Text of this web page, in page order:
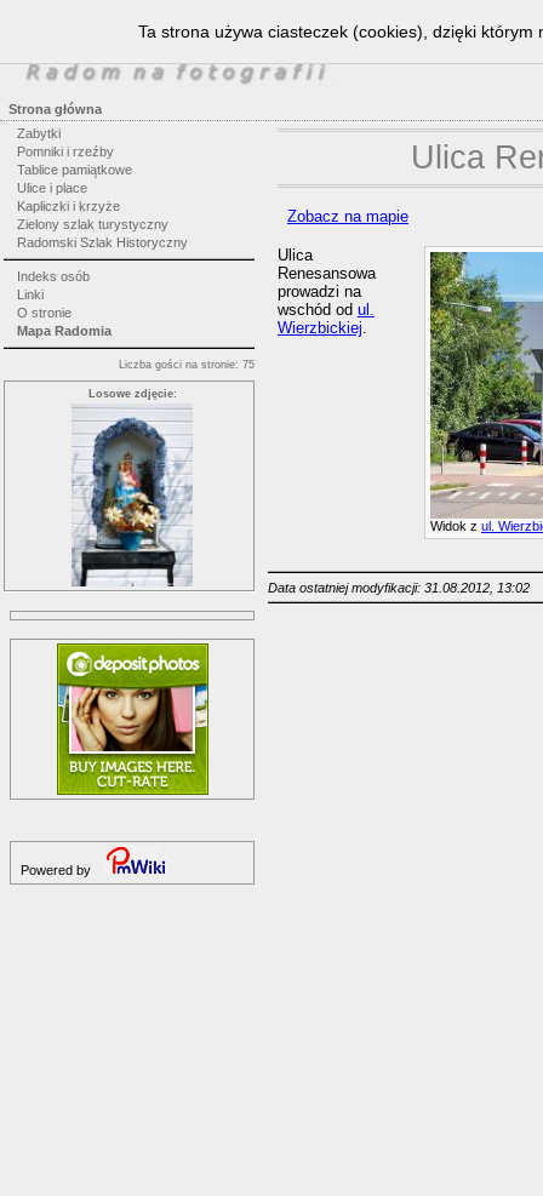
Strona główna
Zabytki
Pomniki i rzeźby
Tablice pamiątkowe
Ulice i place
Kapliczki i krzyże
Zielony szlak turystyczny
Radomski Szlak Historyczny
Indeks osób
Linki
O stronie
Mapa Radomia
Liczba gości na stronie: 75
Losowe zdjęcie:
Powered by
Ulica
Zobacz na mapie
Widok zul.
Ulica
Renesansowa
prowadzi na
wschód od ul.
Wierzbickiej.
Data ostatniej modyfikacji: 31.08.2012, 13:02
Ta strona używa ciasteczek (cookies), dzięki którym